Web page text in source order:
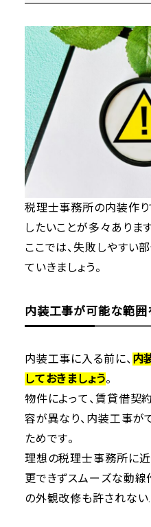
税理士事務所の内装作り
したいことが多々あります
ここでは、失敗しやすい
ていきましょう。
内装工事が可能な範囲
内装工事に入る前に、 内
しておきましょう。
物件によって、賃貸借契
容が異なり、内装工事が
ためです。
理想の税理士事務所に近
更できずスムーズな動線
の外観改修も許されない